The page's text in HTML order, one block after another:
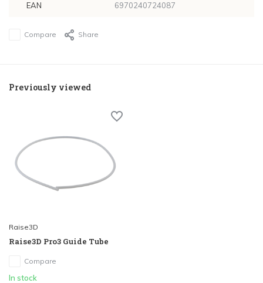
EAN 6970240724087
Compare Share
Previously viewed
Raise3D
Raise3D Pro3 Guide Tube
Compare
In stock